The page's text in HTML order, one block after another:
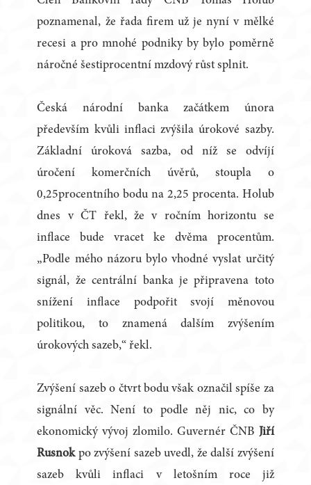
poznamenal, že řada firem už je nyní v mělké
recesi a pro mnohé podniky by bylo poměrně
náročné šestiprocentní mzdový růst splnit.
Česká národní banka začátkem února
především kvůli inflaci zvýšila úrokové sazby.
Základní úroková sazba, od níž se odvíjí
úročení komerčních úvěrů, stoupla o
0,25procentního bodu na 2,25 procenta. Holub
dnes v ČT řekl, že v ročním horizontu se
inflace bude vracet ke dvěma procentům.
„Podle mého názoru bylo vhodné vyslat určitý
signál, že centrální banka je připravena toto
snížení inflace podpořit svojí měnovou
politikou, to znamená dalším zvýšením
úrokových sazeb,“ řekl.
Zvýšení sazeb o čtvrt bodu však označil spíše za
signální věc. Není to podle něj nic, co by
ekonomický vývoj zlomilo. Guvernér ČNB Jiří
Rusnokpo zvýšení sazeb uvedl, že další zvýšení
sazeb kvůli inflaci v letošním roce již